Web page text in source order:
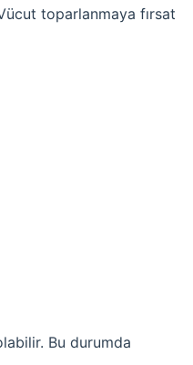
toparlanmaya fırsat
Bu durumda